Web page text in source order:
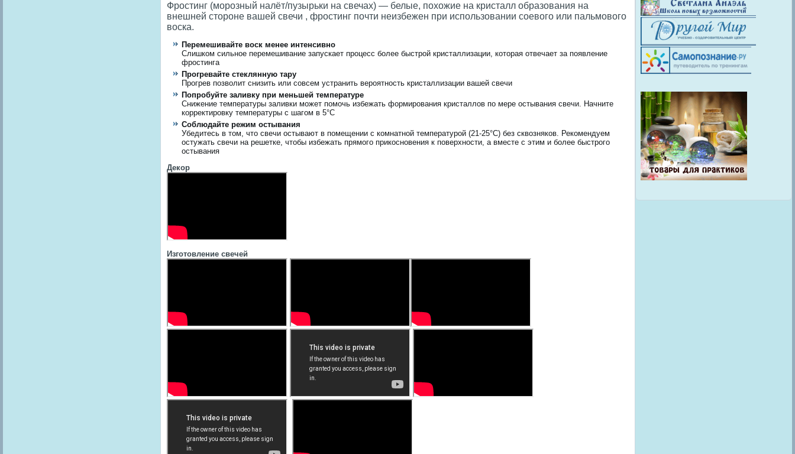
Фростинг (морозный налёт/пузырьки на свечах) — белые, похожие на кристалл образования на
внешней стороне вашей свечи , фростинг почти неизбежен при использовании соевого или пальмового
воска.
Перемешивайте воск менее интенсивно
Слишком сильное перемешивание запускает процесс более быстрой кристаллизации, которая отвечает за появление
фростинга
Прогревайте стеклянную тару
Прогрев позволит снизить или совсем устранить вероятность кристаллизации вашей свечи
Попробуйте заливку при меньшей температуре
Снижение температуры заливки может помочь избежать формирования кристаллов по мере остывания свечи. Начните
корректировку температуры с шагом в 5°С
Соблюдайте режим остывания
Убедитесь в том, что свечи остывают в помещении с комнатной температурой (21-25°С) без сквозняков. Рекомендуем
остужать свечи на решетке, чтобы избежать прямого прикосновения к поверхности, а вместе с этим и более быстрого
остывания
Декор
Изготовление свечей